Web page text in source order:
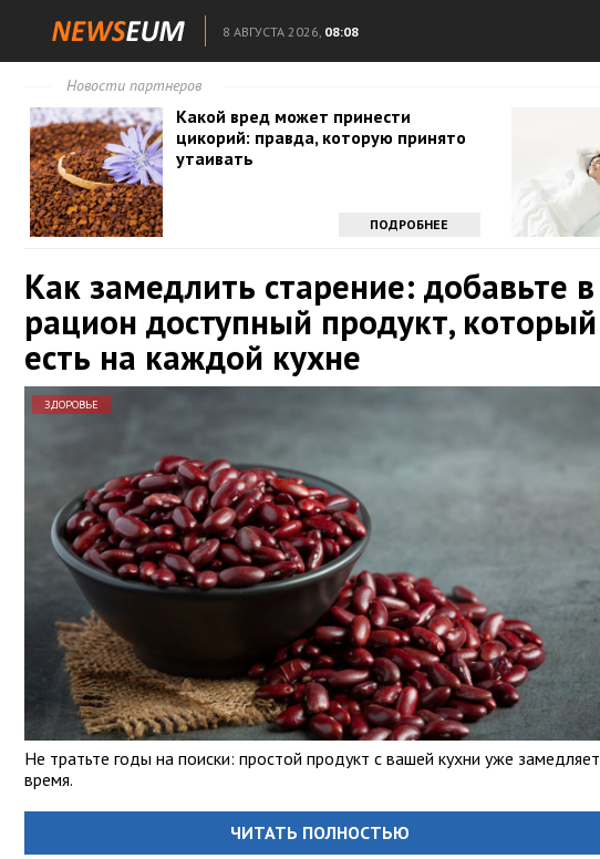
8 АВГУСТА 2026, 08:08
Новости партнеров
Какой вред может принести
цикорий: правда, которую принято
утаивать
ПОДРОБНЕЕ
Как замедлить старение: добавьте в
рацион доступный продукт, который
есть на каждой кухне
ЗДОРОВЬЕ
Не тратьте годы на поиски: простой продукт с вашей кухни уже замедляет
время.
ЧИТАТЬ ПОЛНОСТЬЮ